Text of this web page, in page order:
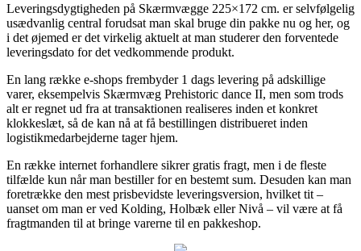
Leveringsdygtigheden på Skærmvægge 225×172 cm. er selvfølgelig
usædvanlig central forudsat man skal bruge din pakke nu og her, og
i det øjemed er det virkelig aktuelt at man studerer den forventede
leveringsdato for det vedkommende produkt.
En lang række e-shops frembyder 1 dags levering på adskillige
varer, eksempelvis Skærmvæg Prehistoric dance II, men som trods
alt er regnet ud fra at transaktionen realiseres inden et konkret
klokkeslæt, så de kan nå at få bestillingen distribueret inden
logistikmedarbejderne tager hjem.
En række internet forhandlere sikrer gratis fragt, men i de fleste
tilfælde kun når man bestiller for en bestemt sum. Desuden kan man
foretrække den mest prisbevidste leveringsversion, hvilket tit –
uanset om man er ved Kolding, Holbæk eller Nivå – vil være at få
fragtmanden til at bringe varerne til en pakkeshop.